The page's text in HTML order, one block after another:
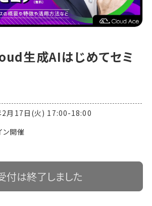
生成AIはじめてセミ
17日(火) 17:00-18:00
開催
付は終了しました